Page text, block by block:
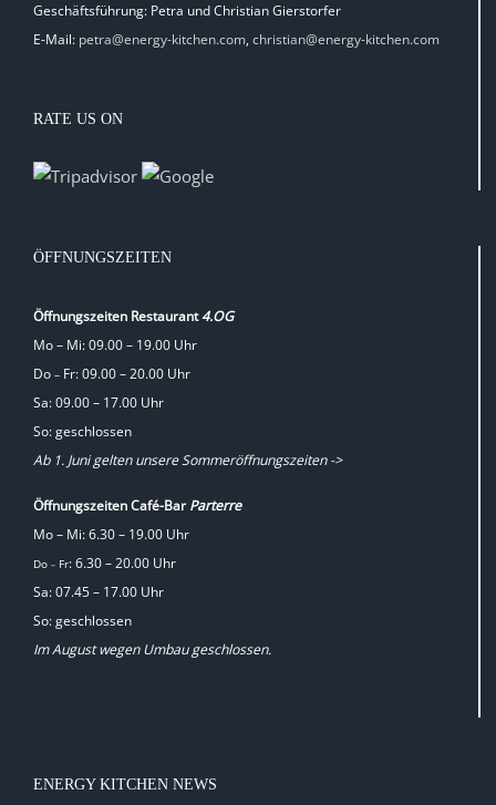
Geschäftsführung: Petra und Christian Gierstorfer
E-Mail: petra@energy-kitchen.com, christian@energy-kitchen.com
RATE US ON
ÖFFNUNGSZEITEN
Öffnungszeiten Restaurant4.OG
Mo – Mi: 09.00 – 19.00 Uhr
Do – Fr: 09.00 – 20.00 Uhr
Sa: 09.00 – 17.00 Uhr
So: geschlossen
Ab 1. Juni gelten unsere Sommeröffnungszeiten ->
Öffnungszeiten Café-BarParterre
Mo – Mi: 6.30 – 19.00 Uhr
Do – Fr: 6.30 – 20.00 Uhr
Sa: 07.45 – 17.00 Uhr
So: geschlossen
Im August wegen Umbau geschlossen.
ENERGY KITCHEN NEWS